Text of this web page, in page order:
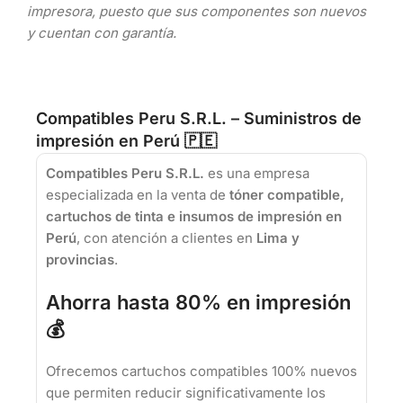
impresora, puesto que sus componentes son nuevos
y cuentan con garantía.
Compatibles Peru S.R.L. – Suministros de
impresión en Perú 🇵🇪
Compatibles Peru S.R.L. es una empresa
especializada en la venta de tóner compatible,
cartuchos de tinta e insumos de impresión en
Perú, con atención a clientes en Lima y
provincias.
Ahorra hasta 80% en impresión
💰
Ofrecemos cartuchos compatibles 100% nuevos
que permiten reducir significativamente los